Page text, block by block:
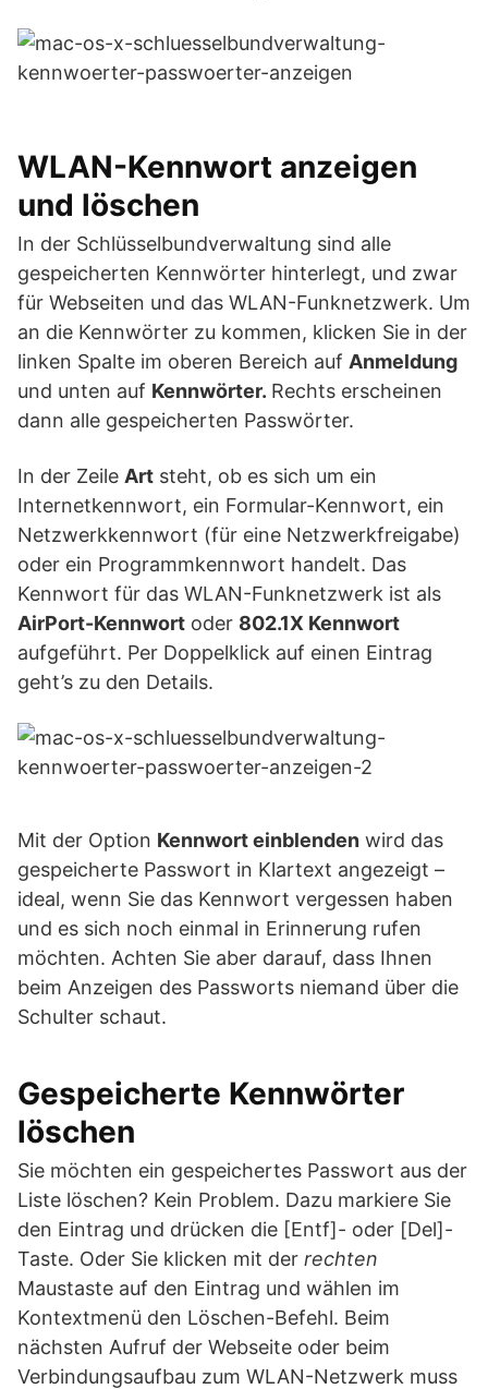
WLAN-Kennwort anzeigen
und löschen
In der Schlüsselbundverwaltung sind alle
gespeicherten Kennwörter hinterlegt, und zwar
für Webseiten und das WLAN-Funknetzwerk. Um
an die Kennwörter zu kommen, klicken Sie in der
linken Spalte im oberen Bereich auf Anmeldung
und unten auf Kennwörter. Rechts erscheinen
dann alle gespeicherten Passwörter.
In der Zeile Art steht, ob es sich um ein
Internetkennwort, ein Formular-Kennwort, ein
Netzwerkkennwort (für eine Netzwerkfreigabe)
oder ein Programmkennwort handelt. Das
Kennwort für das WLAN-Funknetzwerk ist als
AirPort-Kennwort oder 802.1X Kennwort
aufgeführt. Per Doppelklick auf einen Eintrag
geht’s zu den Details.
Mit der Option Kennwort einblenden wird das
gespeicherte Passwort in Klartext angezeigt –
ideal, wenn Sie das Kennwort vergessen haben
und es sich noch einmal in Erinnerung rufen
möchten. Achten Sie aber darauf, dass Ihnen
beim Anzeigen des Passworts niemand über die
Schulter schaut.
Gespeicherte Kennwörter
löschen
Sie möchten ein gespeichertes Passwort aus der
Liste löschen? Kein Problem. Dazu markiere Sie
den Eintrag und drücken die [Entf]- oder [Del]-
Taste. Oder Sie klicken mit der rechten
Maustaste auf den Eintrag und wählen im
Kontextmenü den Löschen-Befehl. Beim
nächsten Aufruf der Webseite oder beim
Verbindungsaufbau zum WLAN-Netzwerk muss